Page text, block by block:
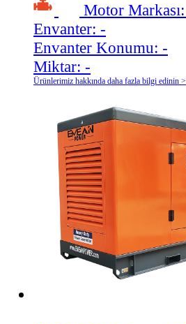
Motor Markası:
Envanter: -
Envanter Konumu: -
Miktar: -
Ürünlerimiz hakkında daha fazla bilgi edinin >